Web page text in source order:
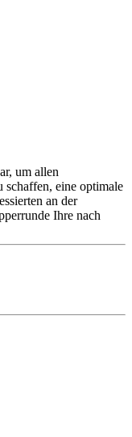
um allen
schaffen, eine optimale
an der
Ihre nach